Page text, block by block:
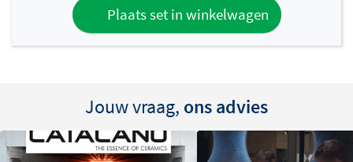
Plaats set in winkelwagen
Jouw vraag, ons advies